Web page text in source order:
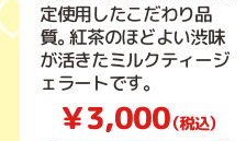
定使用したこだわり品
質。紅茶のほどよい渋味
が活きたミルクティージ
ェラートです。
￥3,000（税込）